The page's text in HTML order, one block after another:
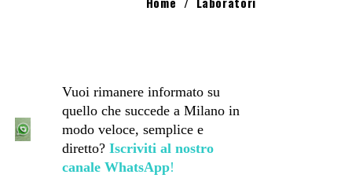
Vuoi rimanere informato su
quello che succede a Milano in
modo veloce, semplice e
diretto?Iscriviti al nostro
canale WhatsApp!